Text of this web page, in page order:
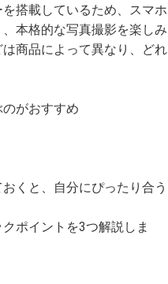
搭載しているため、スマホ
本格的な写真撮影を楽しみ
商品によって異なり、どれ
がおすすめ
くと、自分にぴったり合う
ポイントを3つ解説しま